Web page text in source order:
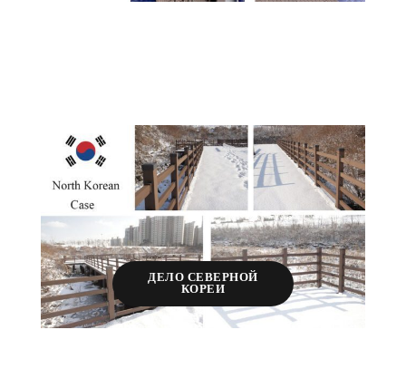
ДЕЛО СЕВЕРНОЙ
КОРЕИ